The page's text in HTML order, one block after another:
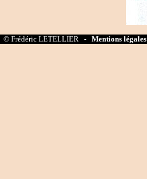
© Frédéric LETELLIER - Mentions légales